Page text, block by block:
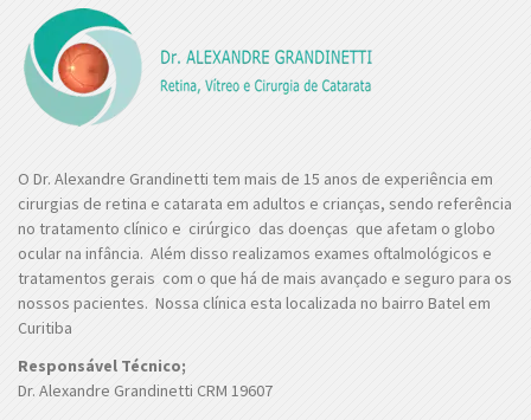
O Dr. Alexandre Grandinetti tem mais de 15 anos de experiência em
cirurgias de retina e catarata em adultos e crianças, sendo referência
no tratamento clínico e cirúrgico das doenças que afetam o globo
ocular na infância. Além disso realizamos exames oftalmológicos e
tratamentos gerais com o que há de mais avançado e seguro para os
nossos pacientes. Nossa clínica esta localizada no bairro Batel em
Curitiba
Responsável Técnico;
Dr. Alexandre Grandinetti CRM 19607